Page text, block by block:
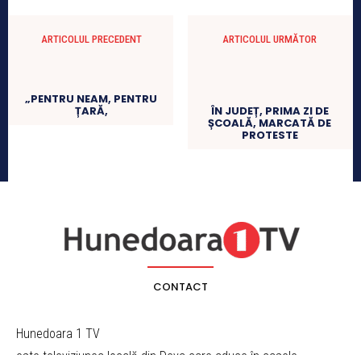
ARTICOLUL PRECEDENT
„PENTRU NEAM, PENTRU
ȚARĂ,
ARTICOLUL URMĂTOR
ÎN JUDEȚ, PRIMA ZI DE
ȘCOALĂ, MARCATĂ DE
PROTESTE
CONTACT
Hunedoara 1 TV